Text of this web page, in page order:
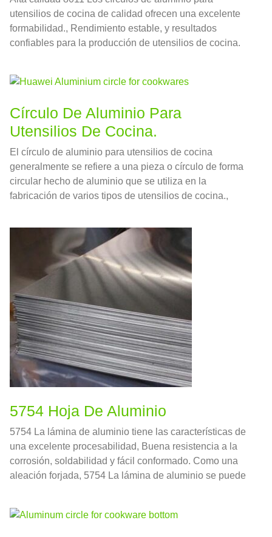
utensilios de cocina de calidad ofrecen una excelente
formabilidad., Rendimiento estable, y resultados
confiables para la producción de utensilios de cocina.
Círculo De Aluminio Para
Utensilios De Cocina.
El círculo de aluminio para utensilios de cocina
generalmente se refiere a una pieza o círculo de forma
circular hecho de aluminio que se utiliza en la
fabricación de varios tipos de utensilios de cocina.,
5754 Hoja De Aluminio
5754 La lámina de aluminio tiene las características de
una excelente procesabilidad, Buena resistencia a la
corrosión, soldabilidad y fácil conformado. Como una
aleación forjada, 5754 La lámina de aluminio se puede